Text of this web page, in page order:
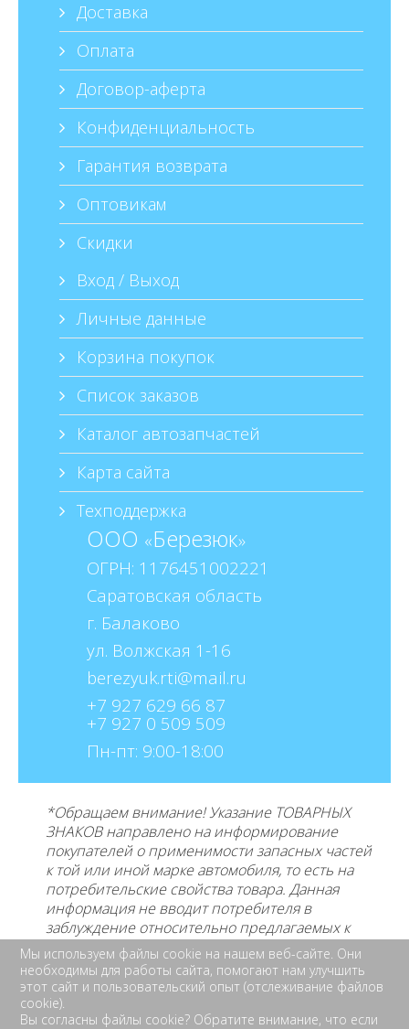
Доставка
Оплата
Договор-аферта
Конфиденциальность
Гарантия возврата
Оптовикам
Скидки
Вход / Выход
Личные данные
Корзина покупок
Список заказов
Каталог автозапчастей
Карта сайта
Техподдержка
ООО «Березюк»
ОГРН: 1176451002221
Саратовская область
г. Балаково
ул. Волжская 1-16
berezyuk.rti@mail.ru
+7 927 629 66 87
+7 927 0 509 509
Пн-пт: 9:00-18:00
*Обращаем внимание! Указание ТОВАРНЫХ
ЗНАКОВ направлено на информирование
покупателей о применимости запасных частей
к той или иной марке автомобиля, то есть на
потребительские свойства товара. Данная
информация не вводит потребителя в
заблуждение относительно предлагаемых к
продаже товаров и егопроизводителе, не
нарушает права правообладателей указанных
товарных знаков. Требование предоставлять
покупателю необходимую и достоверную
информацию о товаре, предлагаемом к
Мы используем файлы cookie на нашем веб-сайте. Они
необходимы для работы сайта, помогают нам улучшить
этот сайт и пользовательский опыт (отслеживание файлов
cookie).
Вы согласны файлы cookie? Обратите внимание, что если